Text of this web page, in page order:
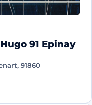
91 Epinay
91860